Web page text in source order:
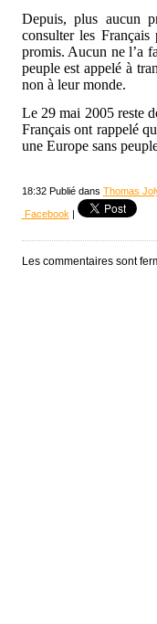
Depuis, plus aucun
consulter les
promis. Aucun ne l’a
peuple est appelé à
non à leur monde.
Le 29 mai 2005 reste
Français ont rappelé
une Europe sans
18:32 Publié dans Thomas
Facebook|
Les commentaires sont